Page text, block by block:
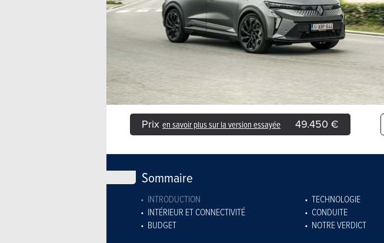
Prix en savoir plus sur la version essayée 49.450 €
Sommaire
INTRODUCTION
TECHNOLOGIE
INTÉRIEUR ET CONNECTIVITÉ
CONDUITE
BUDGET
NOTRE VERDICT